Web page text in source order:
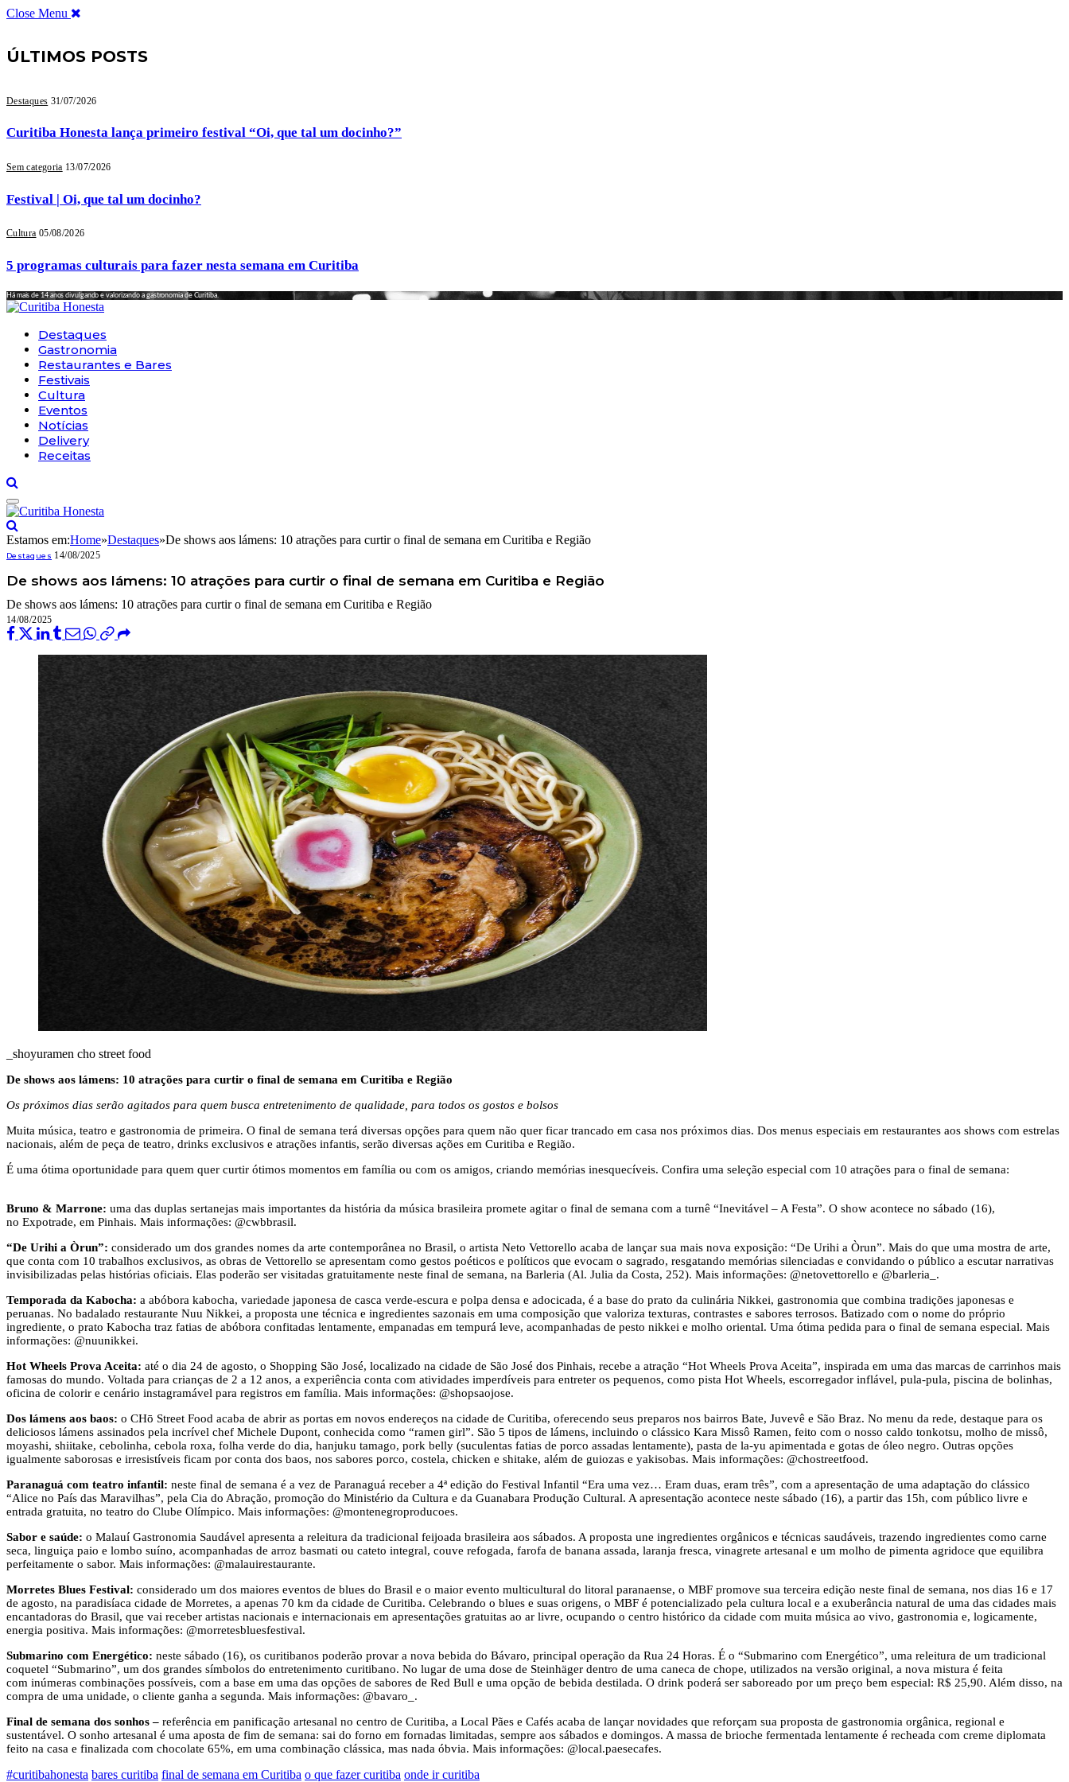
Close Menu
ÚLTIMOS POSTS
Destaques 31/07/2026
Curitiba Honesta lança primeiro festival “Oi, que tal um docinho?”
Sem categoria 13/07/2026
Festival | Oi, que tal um docinho?
Cultura 05/08/2026
5 programas culturais para fazer nesta semana em Curitiba
Há mais de 14 anos divulgando e valorizando a gastronomia de Curitiba.
Destaques
Gastronomia
Restaurantes e Bares
Festivais
Cultura
Eventos
Notícias
Delivery
Receitas
Estamos em:Home»Destaques»De shows aos lámens: 10 atrações para curtir o final de semana em Curitiba e Região
Destaques 14/08/2025
De shows aos lámens: 10 atrações para curtir o final de semana em Curitiba e Região
De shows aos lámens: 10 atrações para curtir o final de semana em Curitiba e Região
14/08/2025
_shoyuramen cho street food
De shows aos lámens: 10 atrações para curtir o final de semana em Curitiba e Região
Os próximos dias serão agitados para quem busca entretenimento de qualidade, para todos os gostos e bolsos
Muita música, teatro e gastronomia de primeira. O final de semana terá diversas opções para quem não quer ficar trancado em casa nos próximos dias. Dos menus especiais em restaurantes aos shows com estrelas
nacionais, além de peça de teatro, drinks exclusivos e atrações infantis, serão diversas ações em Curitiba e Região.
É uma ótima oportunidade para quem quer curtir ótimos momentos em família ou com os amigos, criando memórias inesquecíveis. Confira uma seleção especial com 10 atrações para o final de semana:
Bruno & Marrone: uma das duplas sertanejas mais importantes da história da música brasileira promete agitar o final de semana com a turnê “Inevitável – A Festa”. O show acontece no sábado (16),
no Expotrade, em Pinhais. Mais informações: @cwbbrasil.
“De Urihi a Òrun”: considerado um dos grandes nomes da arte contemporânea no Brasil, o artista Neto Vettorello acaba de lançar sua mais nova exposição: “De Urihi a Òrun”. Mais do que uma mostra de arte,
que conta com 10 trabalhos exclusivos, as obras de Vettorello se apresentam como gestos poéticos e políticos que evocam o sagrado, resgatando memórias silenciadas e convidando o público a escutar narrativas
invisibilizadas pelas histórias oficiais. Elas poderão ser visitadas gratuitamente neste final de semana, na Barleria (Al. Julia da Costa, 252). Mais informações: @netovettorello e @barleria_.
Temporada da Kabocha: a abóbora kabocha, variedade japonesa de casca verde-escura e polpa densa e adocicada, é a base do prato da culinária Nikkei, gastronomia que combina tradições japonesas e
peruanas. No badalado restaurante Nuu Nikkei, a proposta une técnica e ingredientes sazonais em uma composição que valoriza texturas, contrastes e sabores terrosos. Batizado com o nome do próprio
ingrediente, o prato Kabocha traz fatias de abóbora confitadas lentamente, empanadas em tempurá leve, acompanhadas de pesto nikkei e molho oriental. Uma ótima pedida para o final de semana especial. Mais
informações: @nuunikkei.
Hot Wheels Prova Aceita: até o dia 24 de agosto, o Shopping São José, localizado na cidade de São José dos Pinhais, recebe a atração “Hot Wheels Prova Aceita”, inspirada em uma das marcas de carrinhos mais
famosas do mundo. Voltada para crianças de 2 a 12 anos, a experiência conta com atividades imperdíveis para entreter os pequenos, como pista Hot Wheels, escorregador inflável, pula-pula, piscina de bolinhas,
oficina de colorir e cenário instagramável para registros em família. Mais informações: @shopsaojose.
Dos lámens aos baos: o CHō Street Food acaba de abrir as portas em novos endereços na cidade de Curitiba, oferecendo seus preparos nos bairros Bate, Juvevê e São Braz. No menu da rede, destaque para os
deliciosos lámens assinados pela incrível chef Michele Dupont, conhecida como “ramen girl”. São 5 tipos de lámens, incluindo o clássico Kara Missô Ramen, feito com o nosso caldo tonkotsu, molho de missô,
moyashi, shiitake, cebolinha, cebola roxa, folha verde do dia, hanjuku tamago, pork belly (suculentas fatias de porco assadas lentamente), pasta de la-yu apimentada e gotas de óleo negro. Outras opções
igualmente saborosas e irresistíveis ficam por conta dos baos, nos sabores porco, costela, chicken e shitake, além de guiozas e yakisobas. Mais informações: @chostreetfood.
Paranaguá com teatro infantil: neste final de semana é a vez de Paranaguá receber a 4ª edição do Festival Infantil “Era uma vez… Eram duas, eram três”, com a apresentação de uma adaptação do clássico
“Alice no País das Maravilhas”, pela Cia do Abração, promoção do Ministério da Cultura e da Guanabara Produção Cultural. A apresentação acontece neste sábado (16), a partir das 15h, com público livre e
entrada gratuita, no teatro do Clube Olímpico. Mais informações: @montenegroproducoes.
Sabor e saúde: o Malauí Gastronomia Saudável apresenta a releitura da tradicional feijoada brasileira aos sábados. A proposta une ingredientes orgânicos e técnicas saudáveis, trazendo ingredientes como carne
seca, linguiça paio e lombo suíno, acompanhadas de arroz basmati ou cateto integral, couve refogada, farofa de banana assada, laranja fresca, vinagrete artesanal e um molho de pimenta agridoce que equilibra
perfeitamente o sabor. Mais informações: @malauirestaurante.
Morretes Blues Festival: considerado um dos maiores eventos de blues do Brasil e o maior evento multicultural do litoral paranaense, o MBF promove sua terceira edição neste final de semana, nos dias 16 e 17
de agosto, na paradisíaca cidade de Morretes, a apenas 70 km da cidade de Curitiba. Celebrando o blues e suas origens, o MBF é potencializado pela cultura local e a exuberância natural de uma das cidades mais
encantadoras do Brasil, que vai receber artistas nacionais e internacionais em apresentações gratuitas ao ar livre, ocupando o centro histórico da cidade com muita música ao vivo, gastronomia e, logicamente,
energia positiva. Mais informações: @morretesbluesfestival.
Submarino com Energético: neste sábado (16), os curitibanos poderão provar a nova bebida do Bávaro, principal operação da Rua 24 Horas. É o “Submarino com Energético”, uma releitura de um tradicional
coquetel “Submarino”, um dos grandes símbolos do entretenimento curitibano. No lugar de uma dose de Steinhäger dentro de uma caneca de chope, utilizados na versão original, a nova mistura é feita
com inúmeras combinações possíveis, com a base em uma das opções de sabores de Red Bull e uma opção de bebida destilada. O drink poderá ser saboreado por um preço bem especial: R$ 25,90. Além disso, na
compra de uma unidade, o cliente ganha a segunda. Mais informações: @bavaro_.
Final de semana dos sonhos – referência em panificação artesanal no centro de Curitiba, a Local Pães e Cafés acaba de lançar novidades que reforçam sua proposta de gastronomia orgânica, regional e
sustentável. O sonho artesanal é uma aposta de fim de semana: sai do forno em fornadas limitadas, sempre aos sábados e domingos. A massa de brioche fermentada lentamente é recheada com creme diplomata
feito na casa e finalizada com chocolate 65%, em uma combinação clássica, mas nada óbvia. Mais informações: @local.paesecafes.
#curitibahonesta bares curitiba final de semana em Curitiba o que fazer curitiba onde ir curitiba